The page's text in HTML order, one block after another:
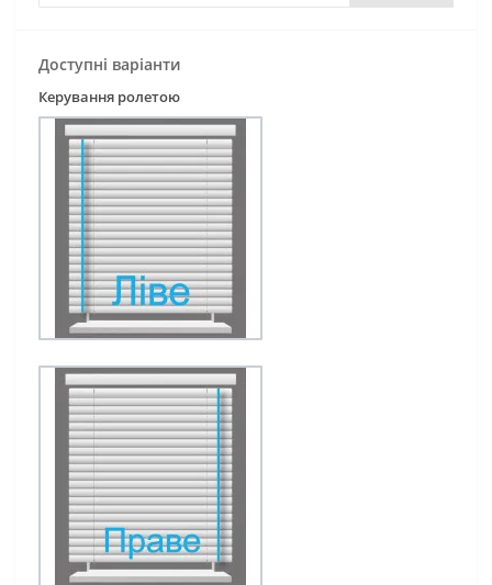
Доступні варіанти
Керування ролетою